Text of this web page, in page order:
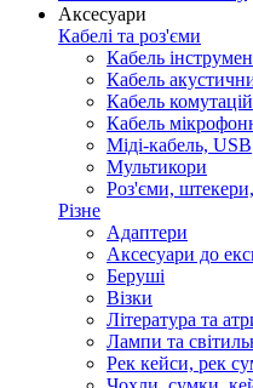
Аксесуари
Кабелі та роз'єми
Кабель
Кабель
Кабель
Кабель
Міді-кабель, USB
Мультикори
Роз'єми,
Різне
Адаптери
Аксесуари до
Беруші
Візки
Література та
Лампи та
Рек кейси, рек